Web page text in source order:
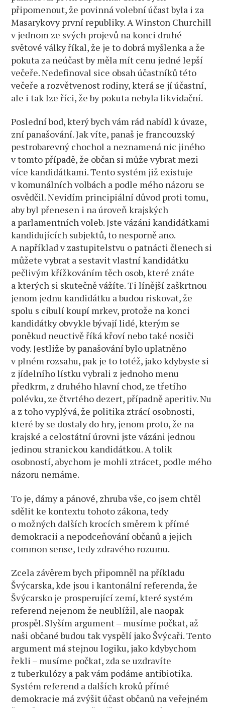
připomenout, že povinná volební účast byla i za
Masarykovy první republiky. A Winston Churchill
v jednom ze svých projevů na konci druhé
světové války říkal, že je to dobrá myšlenka a že
pokuta za neúčast by měla mít cenu jedné lepší
večeře. Nedefinoval sice obsah účastníků této
večeře a rozvětvenost rodiny, která se jí účastní,
ale i tak lze říci, že by pokuta nebyla likvidační.
Poslední bod, který bych vám rád nabídl k úvaze,
zní panašování. Jak víte, panaš je francouzský
pestrobarevný chochol a neznamená nic jiného
v tomto případě, že občan si může vybrat mezi
více kandidátkami. Tento systém již existuje
v komunálních volbách a podle mého názoru se
osvědčil. Nevidím principiální důvod proti tomu,
aby byl přenesen i na úroveň krajských
a parlamentních voleb. Jste vázáni kandidátkami
kandidujících subjektů, to nesporně ano.
A například v zastupitelstvu o patnácti členech si
můžete vybrat a sestavit vlastní kandidátku
pečlivým křížkováním těch osob, které znáte
a kterých si skutečně vážíte. Ti línější zaškrtnou
jenom jednu kandidátku a budou riskovat, že
spolu s cibulí koupí mrkev, protože na konci
kandidátky obvykle bývají lidé, kterým se
poněkud neuctivě říká křoví nebo také nosiči
vody. Jestliže by panašování bylo uplatněno
v plném rozsahu, pak je to totéž, jako kdybyste si
z jídelního lístku vybrali z jednoho menu
předkrm, z druhého hlavní chod, ze třetího
polévku, ze čtvrtého dezert, případně aperitiv. Nu
a z toho vyplývá, že politika ztrácí osobnosti,
které by se dostaly do hry, jenom proto, že na
krajské a celostátní úrovni jste vázáni jednou
jedinou stranickou kandidátkou. A tolik
osobností, abychom je mohli ztrácet, podle mého
názoru nemáme.
To je, dámy a pánové, zhruba vše, co jsem chtěl
sdělit ke kontextu tohoto zákona, tedy
o možných dalších krocích směrem k přímé
demokracii a nepodceňování občanů a jejich
common sense, tedy zdravého rozumu.
Zcela závěrem bych připomněl na příkladu
Švýcarska, kde jsou i kantonální referenda, že
Švýcarsko je prosperující zemí, které systém
referend nejenom že neublížil, ale naopak
prospěl. Slyším argument – musíme počkat, až
naši občané budou tak vyspělí jako Švýcaři. Tento
argument má stejnou logiku, jako kdybychom
řekli – musíme počkat, zda se uzdravíte
z tuberkulózy a pak vám podáme antibiotika.
Systém referend a dalších kroků přímé
demokracie má zvýšit účast občanů na veřejném